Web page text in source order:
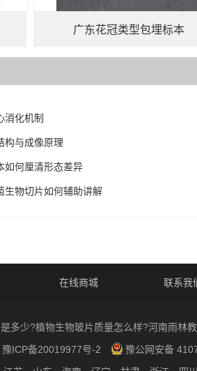
广东花冠类型包埋标本
消化机制
构与成像原理
如何厘清形态差异
生物切片如何辅助讲解
在线商城 联系我
少?植物生物玻片质量怎么样?河南雨林
豫ICP备20019977号-2
豫公网安备